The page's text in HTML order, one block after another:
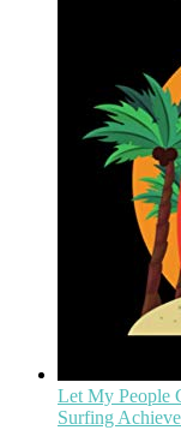
Let My People
Surfing